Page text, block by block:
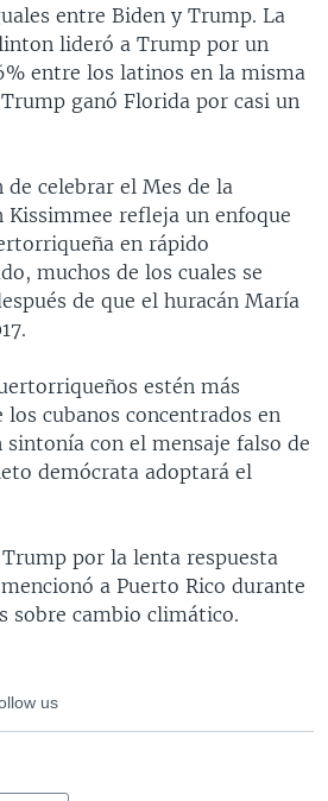
entre Biden y Trump. La
lideró a Trump por un
entre los latinos en la misma
ganó Florida por casi un
de celebrar el Mes de la
Kissimmee refleja un enfoque
en rápido
muchos de los cuales se
de que el huracán María
estén más
cubanos concentrados en
con el mensaje falso de
demócrata adoptará el
por la lenta respuesta
a Puerto Rico durante
sobre cambio climático.
us